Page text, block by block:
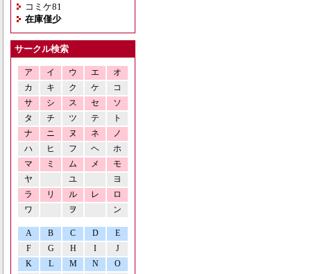
コミケ81
在庫僅少
サークル検索
ア イ ウ エ
オ
カ
キ ク ケ
コ
サ
シ ス セ
ソ
タ
チ ツ テ
ト
ナ
ニ ヌ ネ
ノ
ハ
ヒ フ ヘ
ホ
マ
ミ ム メ
モ
ヤ
ユ
ヨ
ラ
リ ル レ
ロ
ワ
ヲ ン
A B C D
E
F
G H I
J
K
L M N O